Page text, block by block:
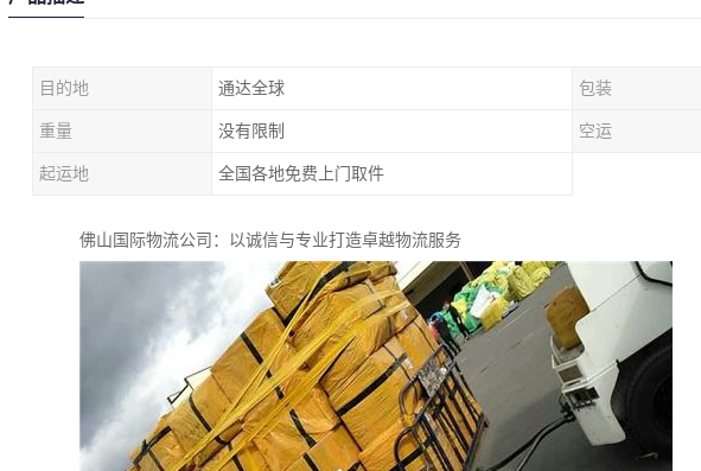
目的地 通达全球 包装
重量 没有限制 空运
起运地 全国各地免费上门取件
佛山国际物流公司：以诚信与专业打造卓越物流服务